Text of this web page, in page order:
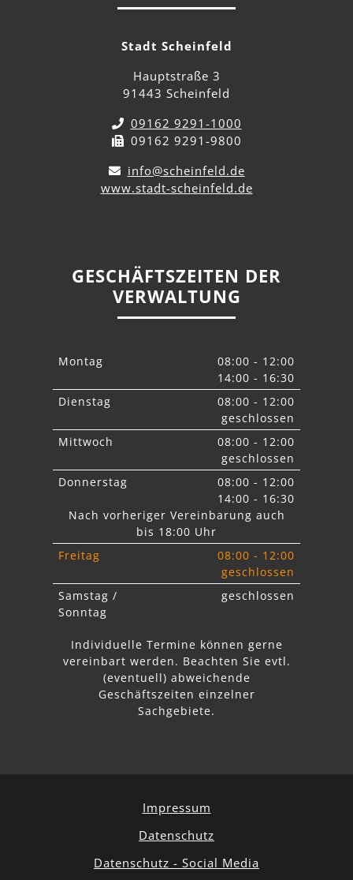
Stadt Scheinfeld
Hauptstraße 3
91443 Scheinfeld
09162 9291-1000
09162 9291-9800
info@scheinfeld.de
www.stadt-scheinfeld.de
GESCHÄFTSZEITEN DER
VERWALTUNG
Montag
08:00 - 12:00
14:00 - 16:30
Dienstag
08:00 - 12:00
geschlossen
Mittwoch
08:00 - 12:00
geschlossen
Donnerstag
08:00 - 12:00
14:00 - 16:30
Nach vorheriger Vereinbarung auch
bis 18:00 Uhr
Freitag
08:00 - 12:00
geschlossen
Samstag /
Sonntag
geschlossen
Individuelle Termine können gerne
vereinbart werden. Beachten Sie evtl.
abweichende
Geschäftszeiten einzelner
Sachgebiete.
Impressum
Datenschutz
Datenschutz - Social Media